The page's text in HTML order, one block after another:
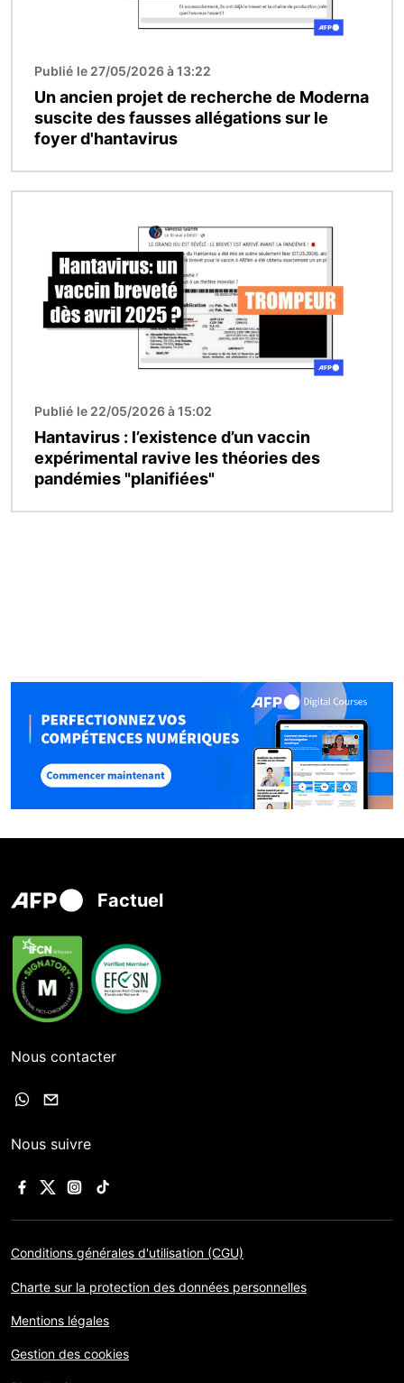
Publié le 27/05/2026 à 13:22
Un ancien projet de recherche de Moderna
suscite des fausses allégations sur le
foyer d'hantavirus
Publié le 22/05/2026 à 15:02
Hantavirus : l’existence d’un vaccin
expérimental ravive les théories des
pandémies "planifiées"
Factuel
Nous contacter
Nous suivre
Conditions générales d'utilisation (CGU)
Charte sur la protection des données personnelles
Mentions légales
Gestion des cookies